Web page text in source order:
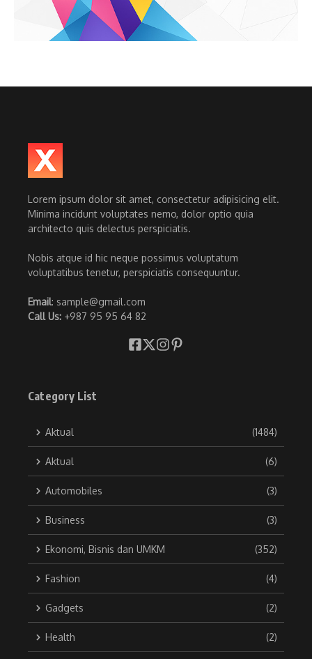
Lorem ipsum dolor sit amet, consectetur adipisicing elit.
Minima incidunt voluptates nemo, dolor optio quia
architecto quis delectus perspiciatis.
Nobis atque id hic neque possimus voluptatum
voluptatibus tenetur, perspiciatis consequuntur.
Email: sample@gmail.com
Call Us: +987 95 95 64 82
Category List
Aktual (1484)
Aktual (6)
Automobiles (3)
Business (3)
Ekonomi, Bisnis dan UMKM (352)
Fashion (4)
Gadgets (2)
Health (2)